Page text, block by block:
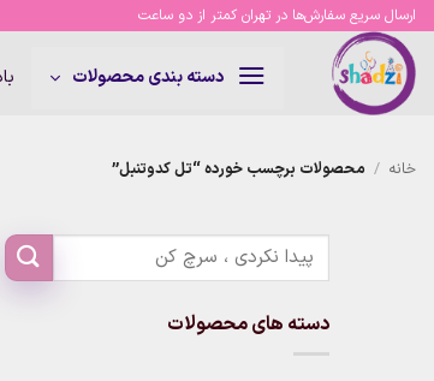
Skip
content
ارسال سریع سفارش‌ها در تهران کمتر از دو ساعت
دسته بندی محصولات
خانه / محصولات برچسب خورده “تل کدوتنبل”
دسته های محصولات